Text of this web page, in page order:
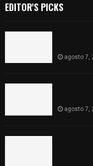
EDITOR'S PICKS
agosto 7,
agosto 7,